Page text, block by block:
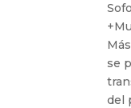
se
del